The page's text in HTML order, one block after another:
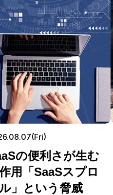
の便利さが生む
用「SaaSスプロ
」という脅威